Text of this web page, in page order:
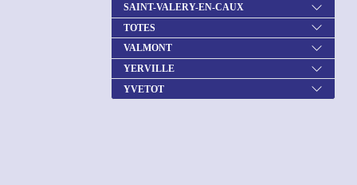
SAINT-VALERY-EN-CAUX
TOTES
VALMONT
YERVILLE
YVETOT